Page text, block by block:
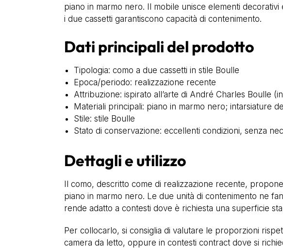
piano in marmo nero. Il mobile unisce elementi
i due cassetti garantiscono capacità di contenimento.
Dati principali del prodotto
Tipologia: como a due cassetti in stile Boulle
Epoca/periodo: realizzazione recente
Attribuzione: ispirato all’arte di André Charles Boulle
Materiali principali: piano in marmo nero; intarsiature
Stile: stile Boulle
Stato di conservazione: eccellenti condizioni, senza
Dettagli e utilizzo
Il como, descritto come di realizzazione recente,
piano in marmo nero. Le due unità di contenimento ne
rende adatto a contesti dove è richiesta una superficie
Per collocarlo, si consiglia di valutare le proporzioni
camera da letto, oppure in contesti contract dove si